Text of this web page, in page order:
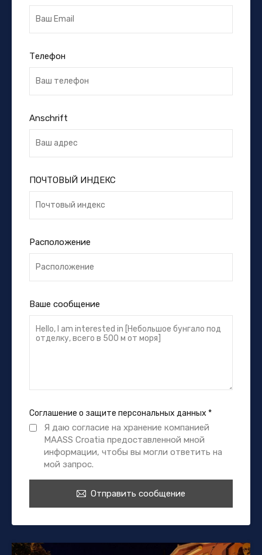
Телефон
Anschrift
ПОЧТОВЫЙ ИНДЕКС
Расположение
Ваше сообщение
Соглашение о защите персональных данных *
Я даю согласие на хранение компанией
MAASS Croatia предоставленной мной
информации, чтобы вы могли ответить на
мой запрос.
Отправить сообщение